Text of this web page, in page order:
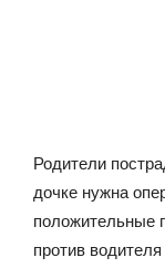
Родители
дочке нужна
положительные
против